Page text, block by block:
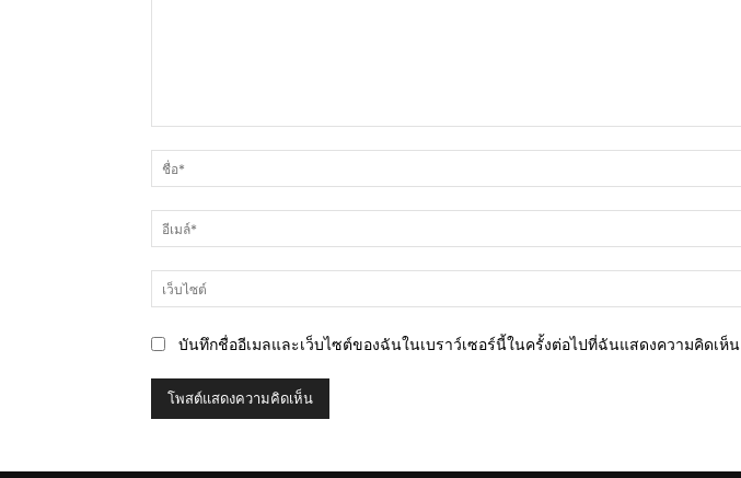
คิด
เห็น
บันทึกชื่ออีเมลและเว็บไซต์ของฉันในเบราว์เซอร์นี้ในครั้งต่อไปที่ฉันแสดงความคิดเห็น